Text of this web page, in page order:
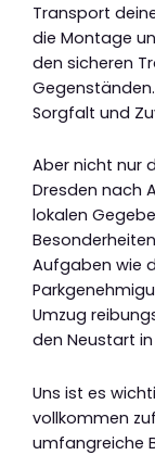
Transport
die Montage
den sicheren
Sorgfalt und
Aber nicht nur
Dresden nach
lokalen
Aufgaben wie
Umzug
den Neustart
Uns ist es
vollkommen
umfangreiche